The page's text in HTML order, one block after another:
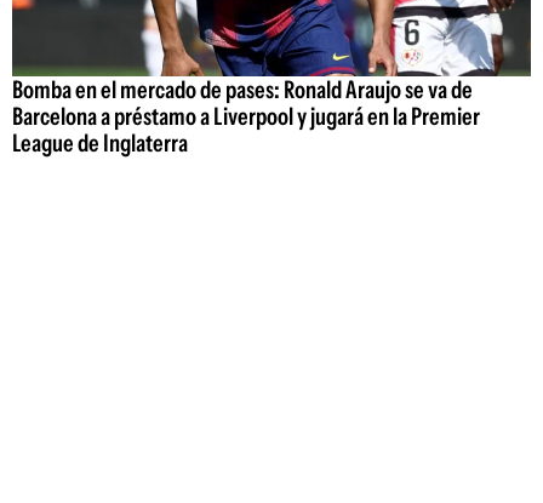
Bomba en el mercado de pases: Ronald Araujo se va de
Barcelona a préstamo a Liverpool y jugará en la Premier
League de Inglaterra